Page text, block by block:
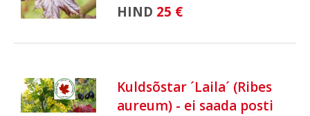
HIND 25 €
Kuldsõstar ´Laila´ (Ribes
aureum) - ei saada posti